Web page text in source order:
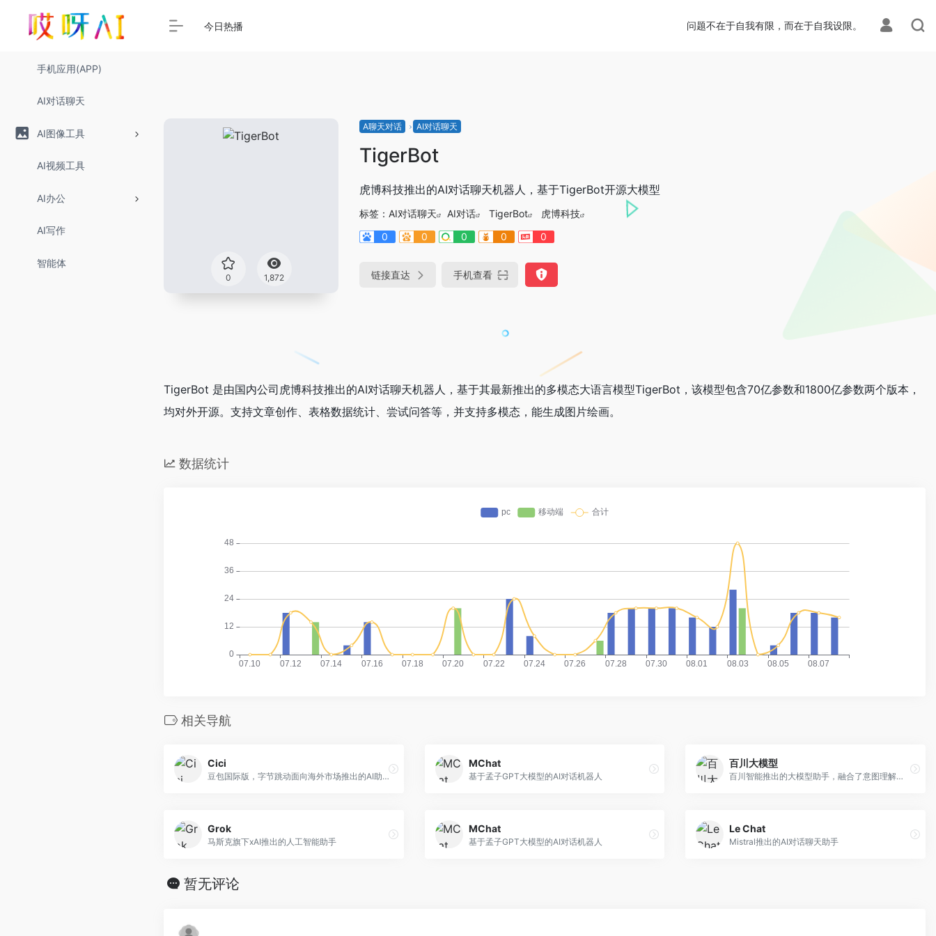
手机应用(APP)
AI对话聊天
AI图像工具
AI视频工具
AI办公
AI写作
智能体
今日热播 问题不在于自我有限，而在于自我设限。
0 1,872
A聊天对话 AI对话聊天
TigerBot
虎博科技推出的AI对话聊天机器人，基于TigerBot开源大模型
标签： AI对话聊天 AI对话 TigerBot
虎博科技
0
0 0 0 0
链接直达 手机查看
TigerBot 是由国内公司虎博科技推出的AI对话聊天机器人，基于其最新推出的多模态大语言模型TigerBot，该模型包含70亿参数和1800亿参数两个版本，
均对外开源。支持文章创作、表格数据统计、尝试问答等，并支持多模态，能生成图片绘画。
数据统计
相关导航
Cici
豆包国际版，字节跳动面向海外市场推出的AI助手
MChat
基于孟子GPT大模型的AI对话机器人
百川大模型
百川智能推出的大模型助手，融合了意图理解、信息检索以及强化学习技术
Grok
马斯克旗下xAI推出的人工智能助手
MChat
基于孟子GPT大模型的AI对话机器人
Le Chat
Mistral推出的AI对话聊天助手
暂无评论